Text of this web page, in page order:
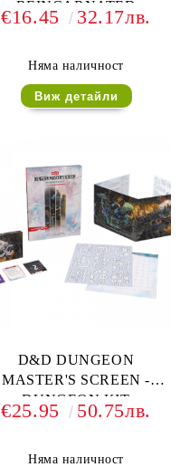
REINCARNATED
€16.45 32.17лв.
Няма наличност
Виж детайли
D&D DUNGEON
MASTER'S SCREEN -
DUNGEON KIT
€25.95 50.75лв.
Няма наличност